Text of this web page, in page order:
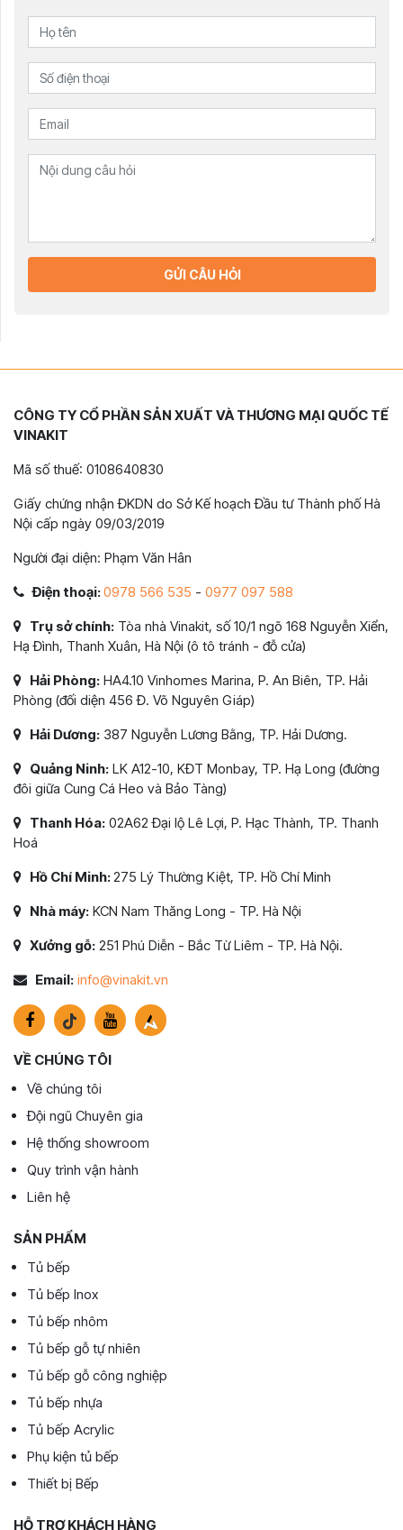
GỬI CÂU HỎI
CÔNG TY CỔ PHẦN SẢN XUẤT VÀ THƯƠNG MẠI QUỐC TẾ
VINAKIT
Mã số thuế: 0108640830
Giấy chứng nhận ĐKDN do Sở Kế hoạch Đầu tư Thành phố Hà
Nội cấp ngày 09/03/2019
Người đại diện: Phạm Văn Hân
Điện thoại:0978 566 535 - 0977 097 588
Trụ sở chính: Tòa nhà Vinakit, số 10/1 ngõ 168 Nguyễn Xiển,
Hạ Đình, Thanh Xuân, Hà Nội (ô tô tránh - đỗ cửa)
Hải Phòng: HA4.10 Vinhomes Marina, P. An Biên, TP. Hải
Phòng (đối diện 456 Đ. Võ Nguyên Giáp)
Hải Dương: 387 Nguyễn Lương Bằng, TP. Hải Dương.
Quảng Ninh: LK A12-10, KĐT Monbay, TP. Hạ Long (đường
đôi giữa Cung Cá Heo và Bảo Tàng)
Thanh Hóa: 02A62 Đại lộ Lê Lợi, P. Hạc Thành, TP. Thanh
Hoá
Hồ Chí Minh:275 Lý Thường Kiệt, TP. Hồ Chí Minh
Nhà máy: KCN Nam Thăng Long - TP. Hà Nội
Xưởng gỗ: 251 Phú Diễn - Bắc Từ Liêm - TP. Hà Nội.
Email: info@vinakit.vn
VỀ CHÚNG TÔI
Về chúng tôi
Đội ngũ Chuyên gia
Hệ thống showroom
Quy trình vận hành
Liên hệ
SẢN PHẨM
Tủ bếp
Tủ bếp Inox
Tủ bếp nhôm
Tủ bếp gỗ tự nhiên
Tủ bếp gỗ công nghiệp
Tủ bếp nhựa
Tủ bếp Acrylic
Phụ kiện tủ bếp
Thiết bị Bếp
HỖ TRỢ KHÁCH HÀNG